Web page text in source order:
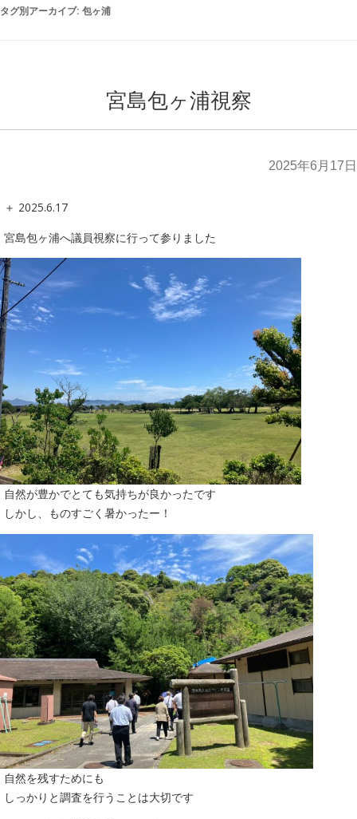
タグ別アーカイブ: 包ヶ浦
宮島包ヶ浦視察
2025年6月17日
＋ 2025.6.17
宮島包ヶ浦へ議員視察に行って参りました
自然が豊かでとても気持ちが良かったです
しかし、ものすごく暑かったー！
自然を残すためにも
しっかりと調査を行うことは大切です